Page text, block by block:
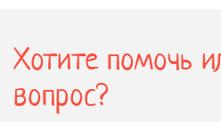
Хотите помочь
вопрос?